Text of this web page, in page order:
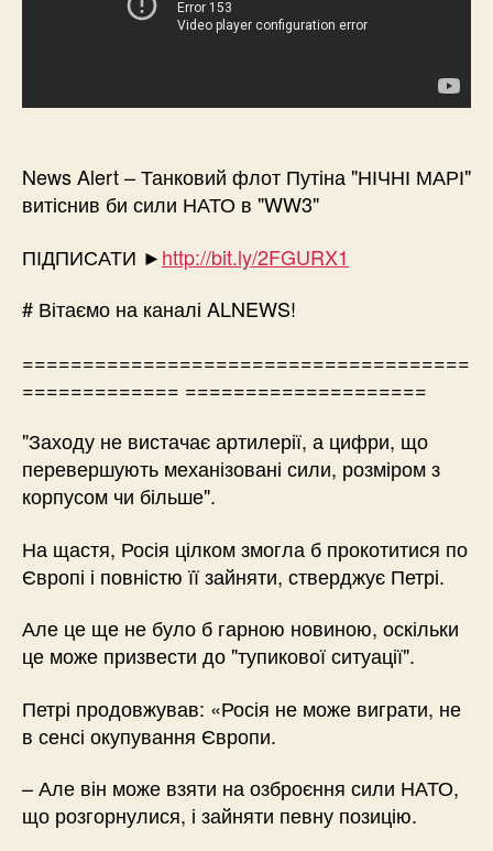
News Alert – Танковий флот Путіна "НІЧНІ МАРІ"
витіснив би сили НАТО в "WW3"
ПІДПИСАТИ ►http://bit.ly/2FGURX1
# Вітаємо на каналі ALNEWS!
=====================================
============= ====================
"Заходу не вистачає артилерії, а цифри, що
перевершують механізовані сили, розміром з
корпусом чи більше".
На щастя, Росія цілком змогла б прокотитися по
Європі і повністю її зайняти, стверджує Петрі.
Але це ще не було б гарною новиною, оскільки
це може призвести до "тупикової ситуації".
Петрі продовжував: «Росія не може виграти, не
в сенсі окупування Європи.
– Але він може взяти на озброєння сили НАТО,
що розгорнулися, і зайняти певну позицію.